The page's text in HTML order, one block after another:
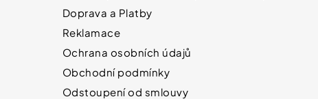
Doprava a Platby
Reklamace
Ochrana osobních údajů
Obchodní podmínky
Odstoupení od smlouvy